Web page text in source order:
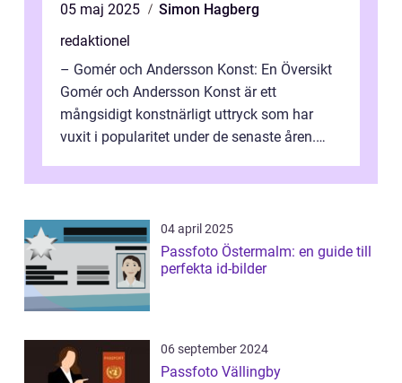
05 maj 2025
Simon Hagberg
redaktionel
– Gomér och Andersson Konst: En Översikt
Gomér och Andersson Konst är ett
mångsidigt konstnärligt uttryck som har
vuxit i popularitet under de senaste åren.
04 april 2025
Passfoto Östermalm: en guide till
perfekta id-bilder
06 september 2024
Passfoto Vällingby